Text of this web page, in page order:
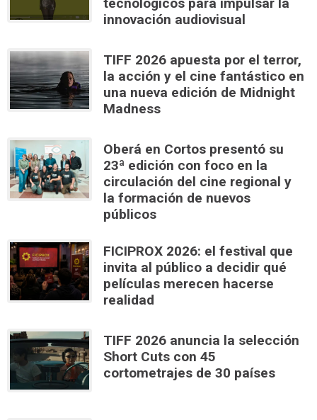
innovación audiovisual
TIFF 2026 apuesta por el terror,
la acción y el cine fantástico en
una nueva edición de Midnight
Madness
Oberá en Cortos presentó su
23ª edición con foco en la
circulación del cine regional y
la formación de nuevos
públicos
FICIPROX 2026: el festival que
invita al público a decidir qué
películas merecen hacerse
realidad
TIFF 2026 anuncia la selección
Short Cuts con 45
cortometrajes de 30 países